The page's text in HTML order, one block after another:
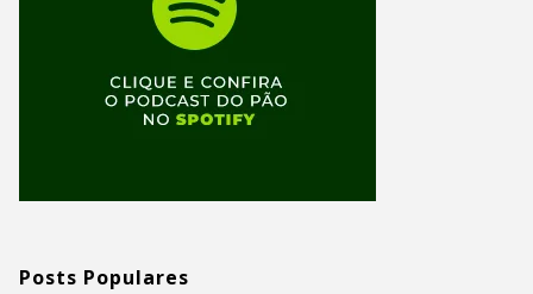
Posts Populares